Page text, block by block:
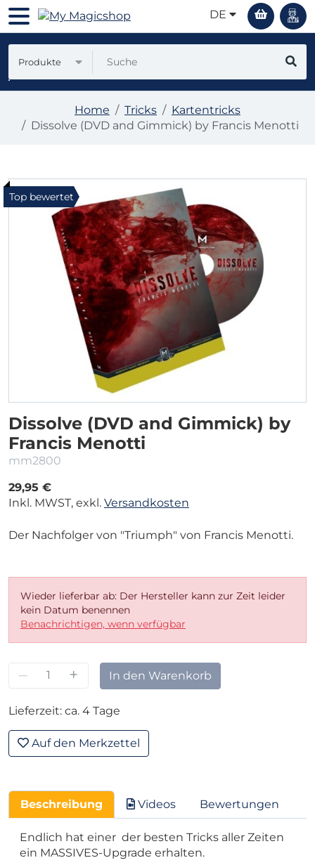
DE
Produkte
Home Tricks
Kartentricks
Dissolve (DVD and Gimmick) by Francis Menotti
Top bewertet
Dissolve (DVD and Gimmick) by
Francis Menotti
mm2800
29,95 €
Inkl. MWST, exkl. Versandkosten
Der Nachfolger von "Triumph" von Francis Menotti.
Wieder lieferbar ab: Der Hersteller kann zur Zeit leider
kein Datum benennen
Benachrichtigen, wenn verfügbar
– + In den Warenkorb
Lieferzeit: ca. 4 Tage
Auf den Merkzettel
Beschreibung Videos Bewertungen
Endlich hat einer der besten Tricks aller Zeiten
ein MASSIVES-Upgrade erhalten.